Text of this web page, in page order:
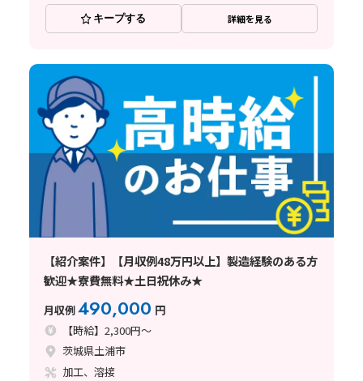
キープする 詳細を見る
【紹介案件】【月収例48万円以上】製造経験のある方
歓迎★寮費無料★土日祝休み★
月収例490,000 円
【時給】2,300円～
茨城県土浦市
加工、溶接